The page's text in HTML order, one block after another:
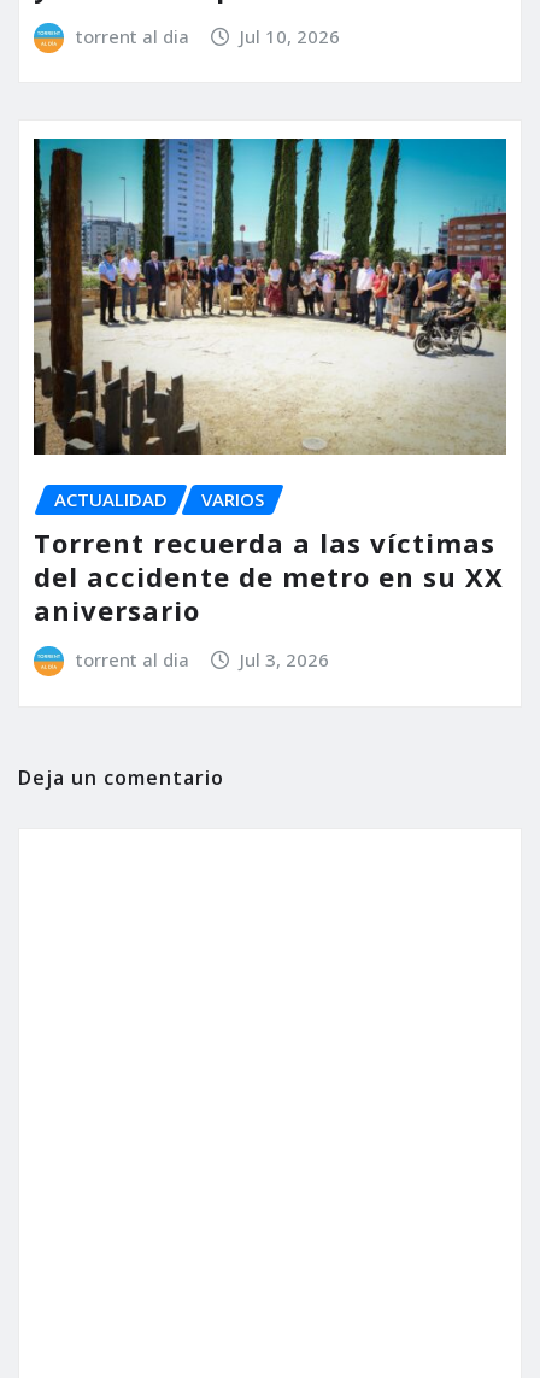
torrent al dia Jul 10, 2026
ACTUALIDAD VARIOS
Torrent recuerda a las víctimas
del accidente de metro en su XX
aniversario
torrent al dia Jul 3, 2026
Deja un comentario